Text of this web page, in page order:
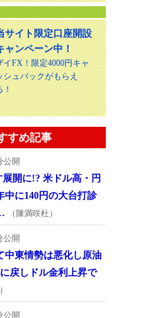
サイト限定口座開設
ャンペーン中！
イFX！限定4000円キャ
シュバックがもらえ
！
すめ記事
公開
開に!? 米ドル高・円
中に140円の大台打診
（陳満咲杜）
公開
中東情勢は悪化し原油
戻しドル金利上昇で
公開